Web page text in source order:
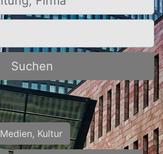
Suchen
Kultur